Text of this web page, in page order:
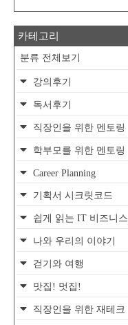
카테고리
분류 전체보기
강의후기
독서후기
직장인을 위한 멘토링
학부모를 위한 멘토링
Career Planning
기획서 시크릿코드
쉽게 읽는 IT 비즈니스
나와 우리의 이야기
걷기와 여행
맛집! 멋집!
직장인을 위한 재테크